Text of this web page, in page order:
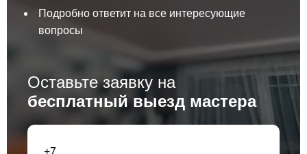
Подробно ответит на все интересующие
вопросы
Оставьте заявку на
бесплатный выезд мастера